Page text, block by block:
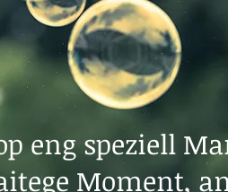
eng speziell
Moment,